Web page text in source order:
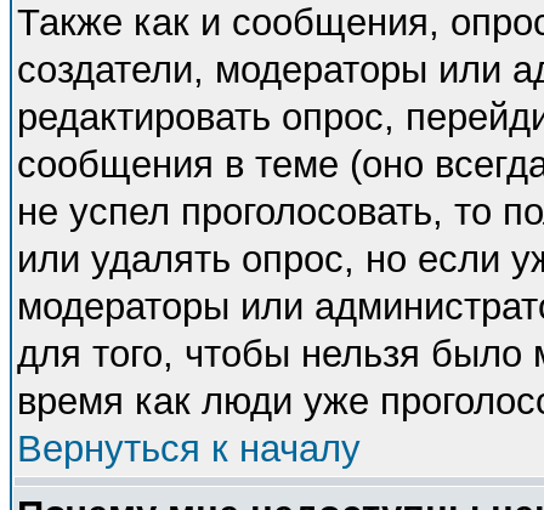
Также как и сообщения,
создатели, модераторы или
редактировать опрос,
сообщения в теме (оно
не успел проголосовать, то
или удалять опрос, но если
модераторы или
для того, чтобы нельзя было
время как люди уже
Вернуться к началу